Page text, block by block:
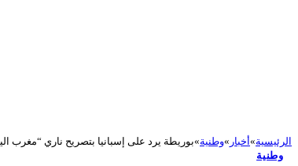
الرئيسية»أخبار »وطنية»بوريطة يرد على إسبانيا بتصريح ناري “مغرب
وطنية